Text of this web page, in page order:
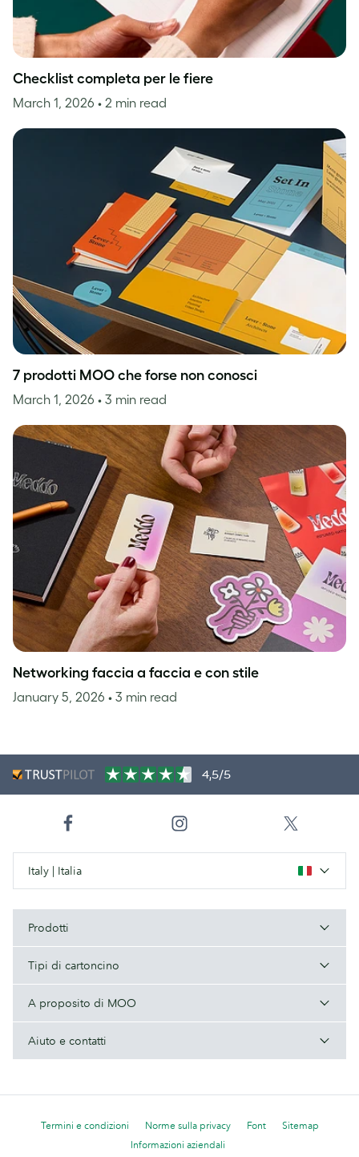
Checklist completa per le fiere
March 1, 2026 • 2 min read
7 prodotti MOO che forse non conosci
March 1, 2026 • 3 min read
Networking faccia a faccia e con stile
January 5, 2026 • 3 min read
4,5/5
Italy | Italia
Prodotti
Tipi di cartoncino
A proposito di MOO
Aiuto e contatti
Termini e condizioni Norme sulla privacy Font
Sitemap
Informazioni aziendali